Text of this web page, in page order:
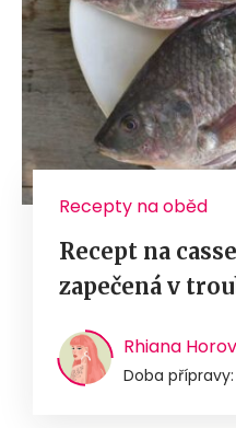
Recepty na oběd
Recept na
zapečená v
Rhiana
Doba